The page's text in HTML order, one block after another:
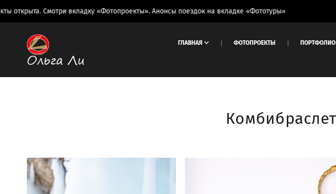
ГЛАВНАЯ ФОТОПРОЕКТЫ ПОРТФОЛИО
Смотри вкладку «Фотопроекты». Анонсы поездок на вкладке «Фототуры»